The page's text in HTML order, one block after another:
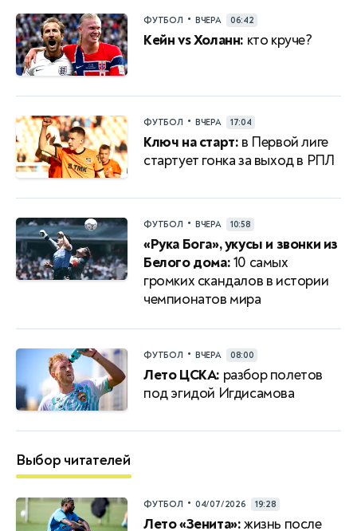
ФУТБОЛ • ВЧЕРА 06:42
Кейн vs Холанн: кто круче?
ФУТБОЛ • ВЧЕРА 17:04
Ключ на старт: в Первой лиге
стартует гонка за выход в РПЛ
ФУТБОЛ • ВЧЕРА 10:58
«Рука Бога», укусы и звонки из
Белого дома:10 самых
громких скандалов в истории
чемпионатов мира
ФУТБОЛ • ВЧЕРА 08:00
Лето ЦСКА: разбор полетов
под эгидой Игдисамова
Выбор читателей
ФУТБОЛ • 04/07/2026 19:28
Лето «Зенита»:жизнь после